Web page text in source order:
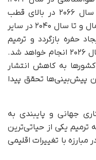
پیش‌بینی می‌شود که لایه اوزون تا سال ۲۰۶۶ در بالای قطب
جنوب، تا سال ۲۰۴۵ در بالای قطب شمال و تا سال ۲۰۴۰ در سایر
حفره بازگردد و ترمیم
شود. ارزیابی بعدی این سازمان در سال ۲۰۲۶ انجام خواهد شد.
به کاهش انتشار
پیش‌بینی‌ها تحقق پیدا
جهانی و پایبندی به
ترمیم یکی از حیاتی‌ترین
با تغییرات اقلیمی